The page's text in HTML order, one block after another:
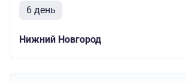
6 день
Нижний Новгород